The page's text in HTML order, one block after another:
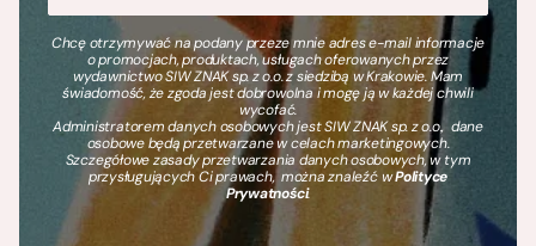
Chcę otrzymywać na podany przeze mnie adres e-mail informacje
o promocjach, produktach, usługach oferowanych przez
wydawnictwo SIW ZNAK sp. z o.o. z siedzibą w Krakowie. Mam
świadomość, że zgoda jest dobrowolna i mogę ją w każdej chwili
wycofać.
Administratorem danych osobowych jest SIW ZNAK sp. z o.o., dane
osobowe będą przetwarzane w celach marketingowych.
Szczegółowe zasady przetwarzania danych osobowych, w tym
przysługujących Ci prawach, można znaleźć wPolityce
Prywatności.